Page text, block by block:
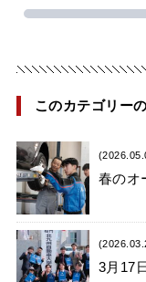
このカテゴリー
春のオ
3月17